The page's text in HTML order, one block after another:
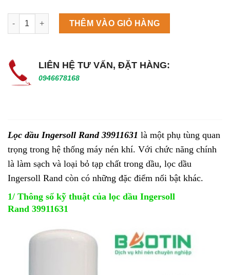
Máy làm đá viên Scotsman NW458AS số lượng
THÊM VÀO GIỎ HÀNG
LIÊN HỆ TƯ VẤN, ĐẶT HÀNG:
0946678168
Lọc dầu Ingersoll Rand 39911631 là một phụ tùng quan
trọng trong hệ thống máy nén khí. Với chức năng chính
là làm sạch và loại bỏ tạp chất trong dầu, lọc dầu
Ingersoll Rand còn có những đặc điểm nổi bật khác.
1/ Thông số kỹ thuật của lọc dầu Ingersoll
Rand 39911631